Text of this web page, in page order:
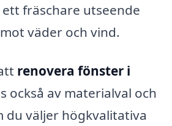
fräschare utseende
väder och vind.
renovera fönster i
också av materialval och
du väljer högkvalitativa